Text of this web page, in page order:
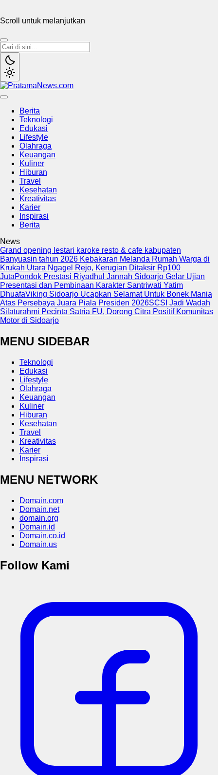
Scroll untuk melanjutkan
Berita
Teknologi
Edukasi
Lifestyle
Olahraga
Keuangan
Kuliner
Hiburan
Travel
Kesehatan
Kreativitas
Karier
Inspirasi
Berita
News
Grand opening lestari karoke resto & cafe kabupaten
Banyuasin tahun 2026 Kebakaran Melanda Rumah Warga di
Krukah Utara Ngagel Rejo, Kerugian Ditaksir Rp100
JutaPondok Prestasi Riyadhul Jannah Sidoarjo Gelar Ujian
Presentasi dan Pembinaan Karakter Santriwati Yatim
DhuafaViking Sidoarjo Ucapkan Selamat Untuk Bonek Mania
Atas Persebaya Juara Piala Presiden 2026SCSI Jadi Wadah
Silaturahmi Pecinta Satria FU, Dorong Citra Positif Komunitas
Motor di Sidoarjo
MENU SIDEBAR
Teknologi
Edukasi
Lifestyle
Olahraga
Keuangan
Kuliner
Hiburan
Kesehatan
Travel
Kreativitas
Karier
Inspirasi
MENU NETWORK
Domain.com
Domain.net
domain.org
Domain.id
Domain.co.id
Domain.us
Follow Kami